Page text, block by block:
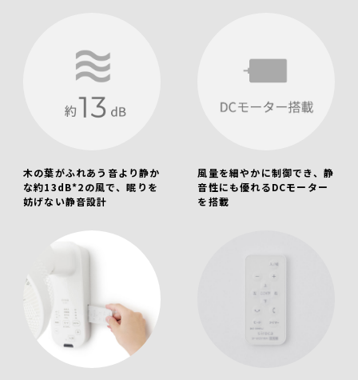
木の葉がふれあう音より静か
な約13dB*2の風で、眠りを
妨げない静音設計
風量を細やかに制御でき、静
音性にも優れるDCモーター
を搭載